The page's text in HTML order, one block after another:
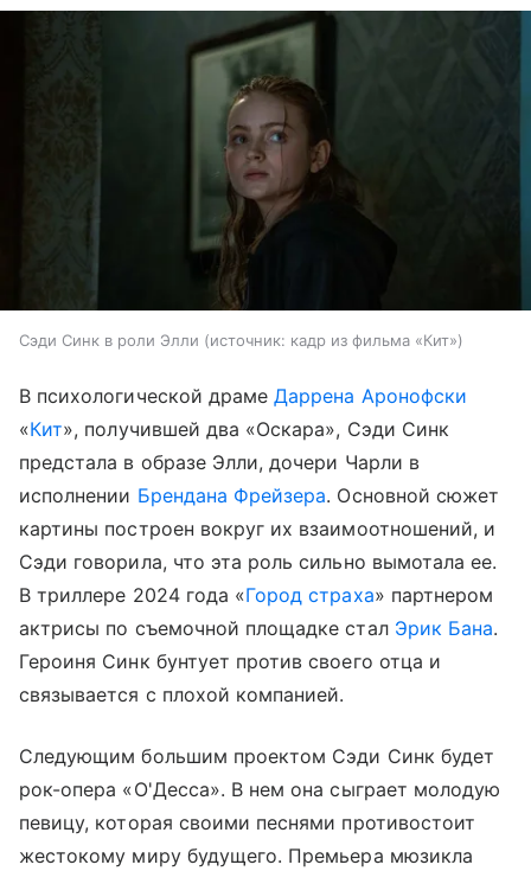
Сэди Синк в роли Элли источник: кадр из фильма «Кит»
В психологической драмеДаррена Аронофски
«Кит», получившей два «Оскара», Сэди Синк
предстала в образе Элли, дочери Чарли в
исполнении Брендана Фрейзера. Основной сюжет
картины построен вокруг их взаимоотношений, и
Сэди говорила, что эта роль сильно вымотала ее.
В триллере 2024 года «Город страха» партнером
актрисы по съемочной площадке стал Эрик Бана.
Героиня Синк бунтует против своего отца и
связывается с плохой компанией.
Следующим большим проектом Сэди Синк будет
рок-опера «О'Десса». В нем она сыграет молодую
певицу, которая своими песнями противостоит
жестокому миру будущего. Премьера мюзикла